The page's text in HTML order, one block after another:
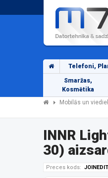
Telefoni,
Smaržas,
Kosmētika
Mobilās un
INNR
30)
Preces kods: